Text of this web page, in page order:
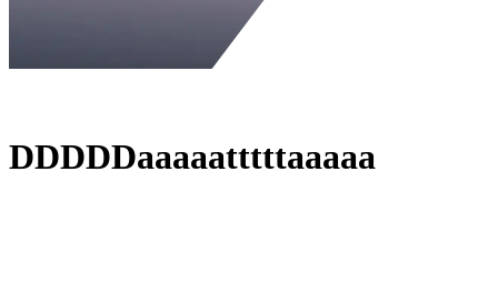
DDDDDaaaaatttttaaaaa